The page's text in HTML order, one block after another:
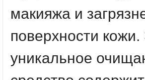
макияжа и
поверхности кожи.
уникальное